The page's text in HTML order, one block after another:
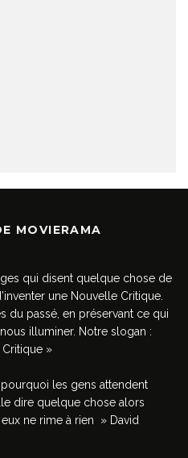
MOVIERAMA
qui disent quelque chose de
une Nouvelle Critique.
du passé, en préservant ce qui
illuminer. Notre slogan :
»
les gens attendent
dire quelque chose alors
ne rime à rien » David